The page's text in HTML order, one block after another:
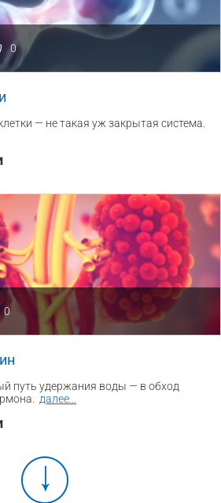
0
— не такая уж закрытая система.
0
путь удержания воды — в обход
далее